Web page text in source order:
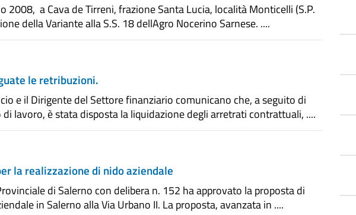
2008, a Cava de Tirreni, frazione Santa Lucia, località Monticelli (S.P.
della Variante alla S.S. 18 dellAgro Nocerino Sarnese. ....
le retribuzioni.
e il Dirigente del Settore finanziario comunicano che, a seguito di
lavoro, è stata disposta la liquidazione degli arretrati contrattuali, ....
la realizzazione di nido aziendale
di Salerno con delibera n. 152 ha approvato la proposta di
in Salerno alla Via Urbano II. La proposta, avanzata in ....